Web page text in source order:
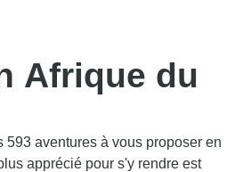
Afrique du
aventures à vous proposer en
apprécié pour s'y rendre est